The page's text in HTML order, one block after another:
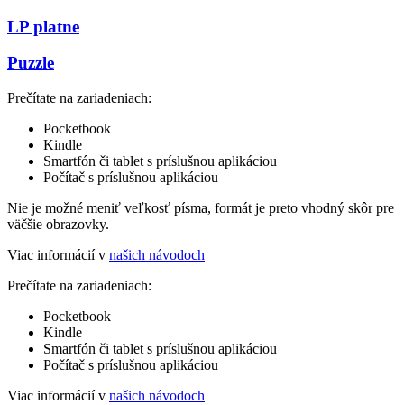
LP platne
Puzzle
Prečítate na zariadeniach:
Pocketbook
Kindle
Smartfón či tablet s príslušnou aplikáciou
Počítač s príslušnou aplikáciou
Nie je možné meniť veľkosť písma, formát je preto vhodný skôr pre
väčšie obrazovky.
Viac informácií v našich návodoch
Prečítate na zariadeniach:
Pocketbook
Kindle
Smartfón či tablet s príslušnou aplikáciou
Počítač s príslušnou aplikáciou
Viac informácií v našich návodoch